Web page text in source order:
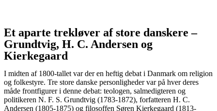
Et aparte trekløver af store danskere –
Grundtvig, H. C. Andersen og
Kierkegaard
I midten af 1800-tallet var der en heftig debat i Danmark om religion
og folkestyre. Tre store danske personligheder var på hver deres
måde frontfigurer i denne debat: teologen, salmedigteren og
politikeren N. F. S. Grundtvig (1783-1872), forfatteren H. C.
Andersen (1805-1875) og filosoffen Søren Kierkegaard (1813-